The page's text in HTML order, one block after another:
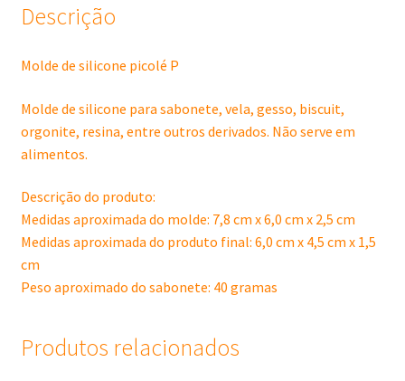
Descrição
Molde de silicone picolé P
Molde de silicone para sabonete, vela, gesso, biscuit,
orgonite, resina, entre outros derivados. Não serve em
alimentos.
Descrição do produto:
Medidas aproximada do molde: 7,8 cm x 6,0 cm x 2,5 cm
Medidas aproximada do produto final: 6,0 cm x 4,5 cm x 1,5
cm
Peso aproximado do sabonete: 40 gramas
Produtos relacionados